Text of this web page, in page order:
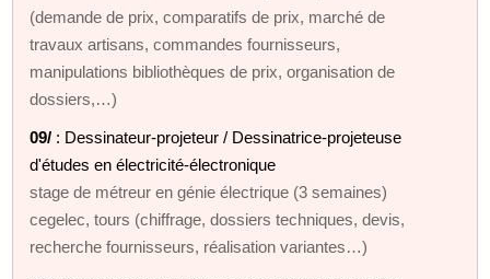
(demande de prix, comparatifs de prix, marché de
travaux artisans, commandes fournisseurs,
manipulations bibliothèques de prix, organisation de
dossiers,…)
09/ : Dessinateur-projeteur / Dessinatrice-projeteuse
d'études en électricité-électronique
stage de métreur en génie électrique (3 semaines)
cegelec, tours (chiffrage, dossiers techniques, devis,
recherche fournisseurs, réalisation variantes…)